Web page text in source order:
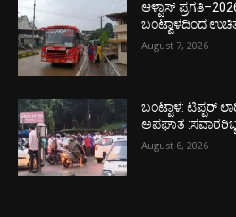
ಆಳ್ವಾಸ್
ಬಂಟ್ವಾಳದಿಂದ
August 7, 2026
ಬಂಟ್ವಾಳ: ಟಿಪ್ಪರ್
ಅಪಘಾತ
August 6, 2026